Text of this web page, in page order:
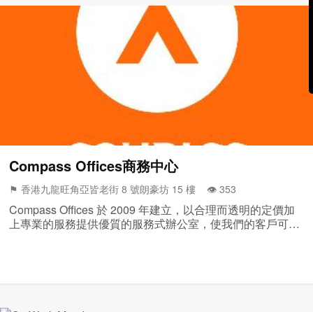
Compass Offices商務中心
⚑ 香港九龍旺角亞皆老街 8 號朗豪坊 15 樓 👁️‍ 353
Compass Offices 於 2009 年建立，以合理而透明的定價加
上專業的服務提供優質的服務式辦公室，使我們的客戶可以